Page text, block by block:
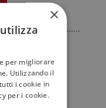
×
per migliorare
Utilizzando il
i cookie in
per i cookie.